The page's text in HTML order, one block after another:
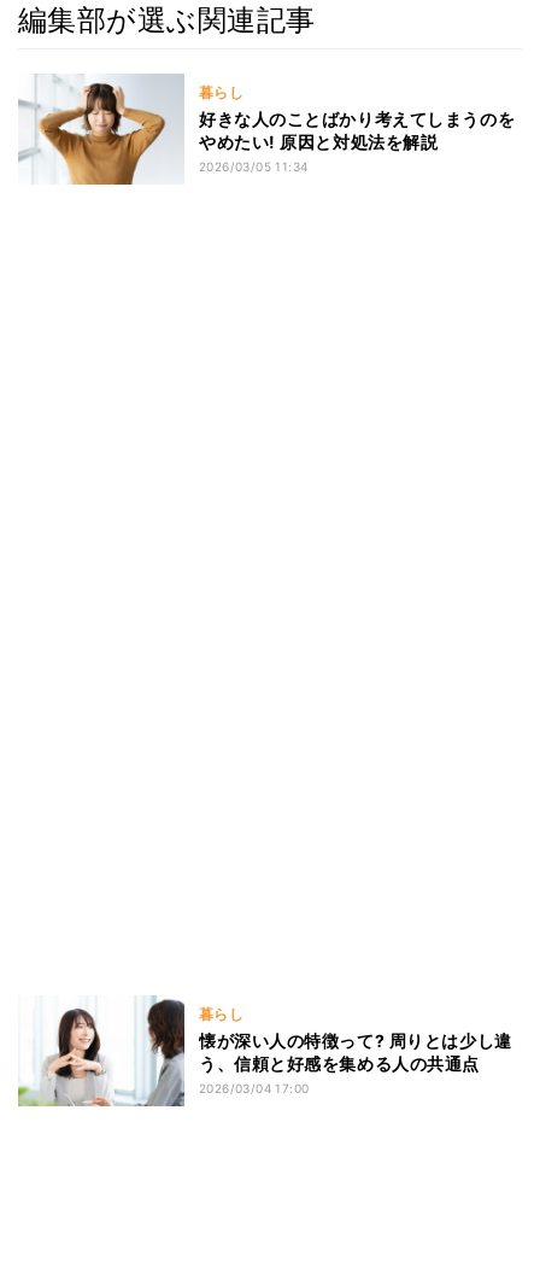
編集部が選ぶ関連記事
暮らし
好きな人のことばかり考えてしまうのを
やめたい! 原因と対処法を解説
2026/03/05 11:34
暮らし
懐が深い人の特徴って? 周りとは少し違
う、信頼と好感を集める人の共通点
2026/03/04 17:00